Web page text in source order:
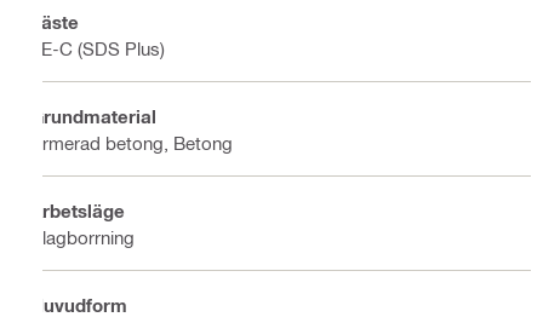
Fäste
TE-C (SDS Plus)
Grundmaterial
Armerad betong, Betong
Arbetsläge
Slagborrning
Huvudform